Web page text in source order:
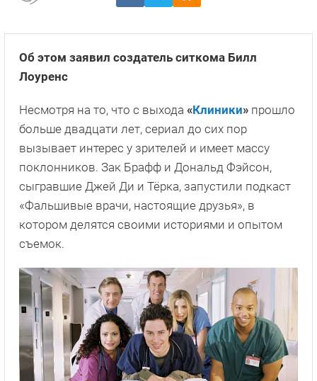
Об этом заявил создатель ситкома Билл
Лоуренс
Несмотря на то, что с выхода «Клиники» прошло
больше двадцати лет, сериал до сих пор
вызывает интерес у зрителей и имеет массу
поклонников. Зак Брафф и Дональд Фэйсон,
сыгравшие Джей Ди и Тёрка, запустили подкаст
«Фальшивые врачи, настоящие друзья», в
котором делятся своими историями и опытом
съемок.